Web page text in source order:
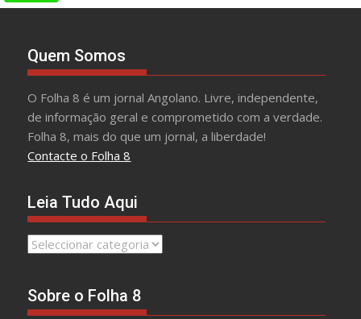
Quem Somos
O Folha 8 é um jornal Angolano. Livre, independente,
de informação geral e comprometido com a verdade.
Folha 8, mais do que um jornal, a liberdade!
Contacte o Folha 8
Leia Tudo Aqui
Leia
Sobre o Folha 8